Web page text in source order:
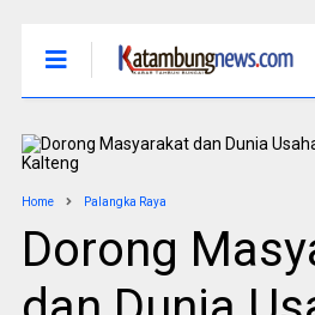
Home Palangka Raya
Dorong